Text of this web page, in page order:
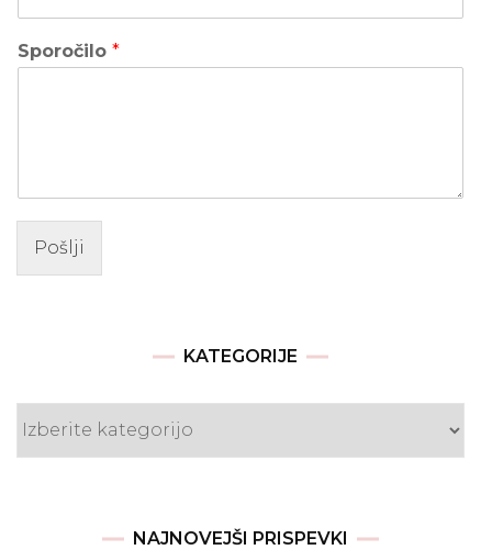
Sporočilo *
Pošlji
KATEGORIJE
Kategorije
NAJNOVEJŠI PRISPEVKI